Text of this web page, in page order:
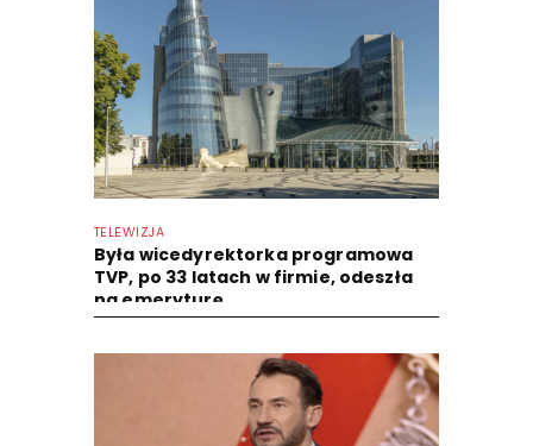
TELEWIZJA
Była wicedyrektorka programowa
TVP, po 33 latach w firmie, odeszła
na emeryturę